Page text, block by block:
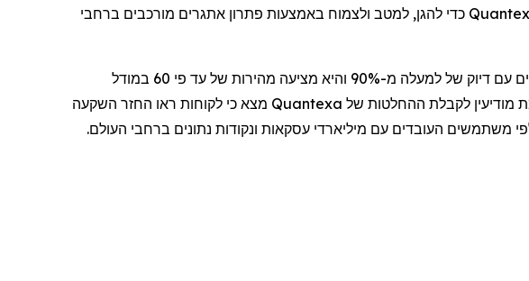
כדי להגן, למטב ולצמוח באמצעות פתרון אתגרים מורכבים ברחבי
משפרת את הביצועים התפעוליים עם דיוק של למעלה מ-90% והיא מציעה מהירות של עד פי 60 במודל
מודיעין לקבלת ההחלטות של Quantexa מצא כי לקוחות ראו החזר השקעה
משתמשים העובדים עם מיליארדי עסקאות ונקודות נתונים ברחבי העולם.